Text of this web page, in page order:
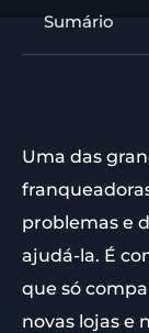
Sumário
Uma das
problemas e
ajudá-la. É
que só
novas lojas e